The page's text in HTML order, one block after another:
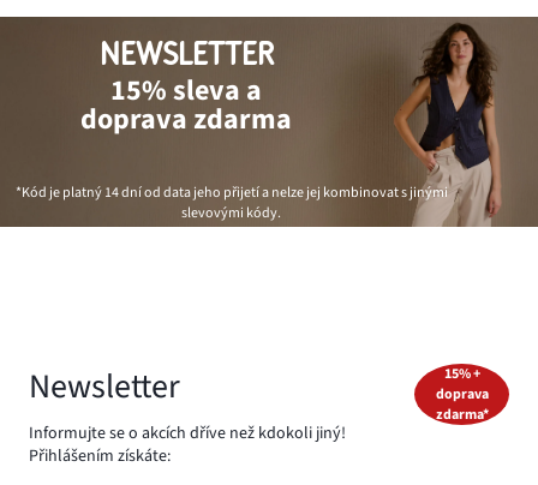
NEWSLETTER
15% sleva a
doprava zdarma
*Kód je platný 14 dní od data jeho přijetí a nelze jej kombinovat s jinými
slevovými kódy.
Newsletter
Informujte se o akcích dříve než kdokoli jiný!
Přihlášením získáte:
15% +
doprava
zdarma*